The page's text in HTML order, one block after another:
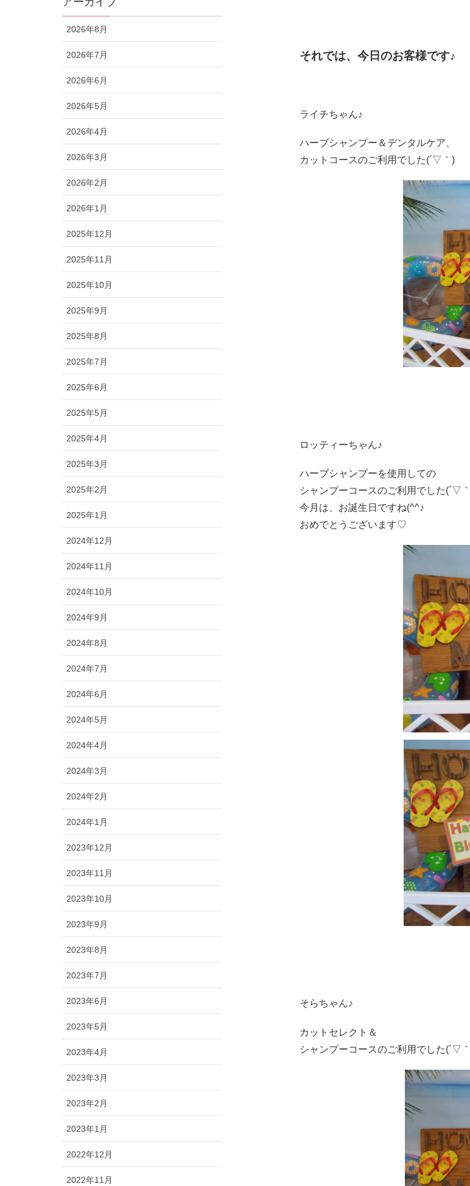
それでは、今日のお客様です♪
ライチちゃん♪
ハーブシャンプー＆デンタルケア、
カットコースのご利用でした(´▽｀)
ロッティーちゃん♪
ハーブシャンプーを使用しての
シャンプーコースのご利用でした(´▽
今月は、お誕生日ですね(^^♪
おめでとうございます♡
そらちゃん♪
カットセレクト＆
シャンプーコースのご利用でした(´▽
2026年8月
2026年7月
2026年6月
2026年5月
2026年4月
2026年3月
2026年2月
2026年1月
2025年12月
2025年11月
2025年10月
2025年9月
2025年8月
2025年7月
2025年6月
2025年5月
2025年4月
2025年3月
2025年2月
2025年1月
2024年12月
2024年11月
2024年10月
2024年9月
2024年8月
2024年7月
2024年6月
2024年5月
2024年4月
2024年3月
2024年2月
2024年1月
2023年12月
2023年11月
2023年10月
2023年9月
2023年8月
2023年7月
2023年6月
2023年5月
2023年4月
2023年3月
2023年2月
2023年1月
2022年12月
2022年11月